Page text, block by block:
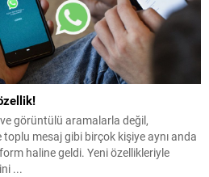
görüntülü aramalarla değil,
mesaj gibi birçok kişiye aynı anda
haline geldi. Yeni özellikleriyle
...